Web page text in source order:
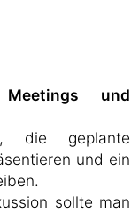
und
die geplante
und ein
sollte man